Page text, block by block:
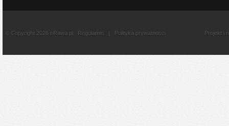
© Copyright 2026 eRawa.pl Regulamin | Polityka prywatnosci Projekt i